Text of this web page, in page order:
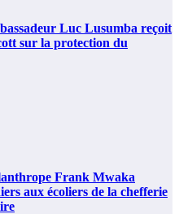
Luc Lusumba reçoit
sur la protection du
Frank Mwaka
aux écoliers de la chefferie